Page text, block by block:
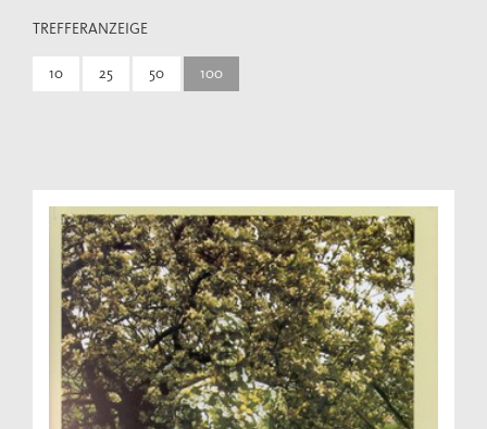
TREFFERANZEIGE
10 25 50 100